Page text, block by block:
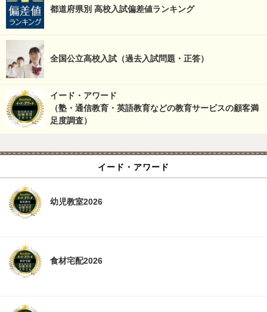
都道府県別 高校入試偏差値ランキング
全国公立高校入試（過去入試問題・正答）
イード・アワード
（塾・通信教育・英語教育などの教育サービスの顧客満
足度調査）
イード・アワード
幼児教室2026
食材宅配2026